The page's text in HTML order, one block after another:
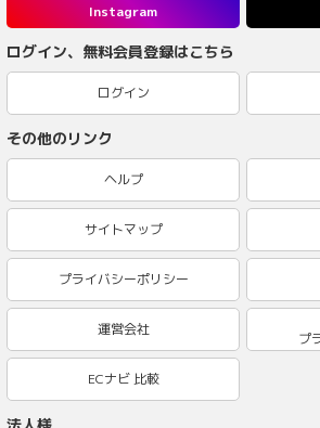
Instagram
ログイン、無料会員登録はこちら
ログイン
その他のリンク
ヘルプ
サイトマップ
プライバシーポリシー
運営会社
プ
ECナビ 比較